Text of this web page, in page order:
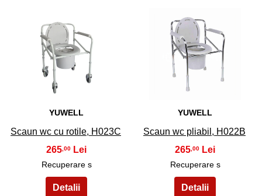
9
YUWELL
Scaun wc cu rotile, H023C
265,00
Recuperare s
10
YUWELL
Scaun wc pliabil, H022B
265,00
Recuperare s